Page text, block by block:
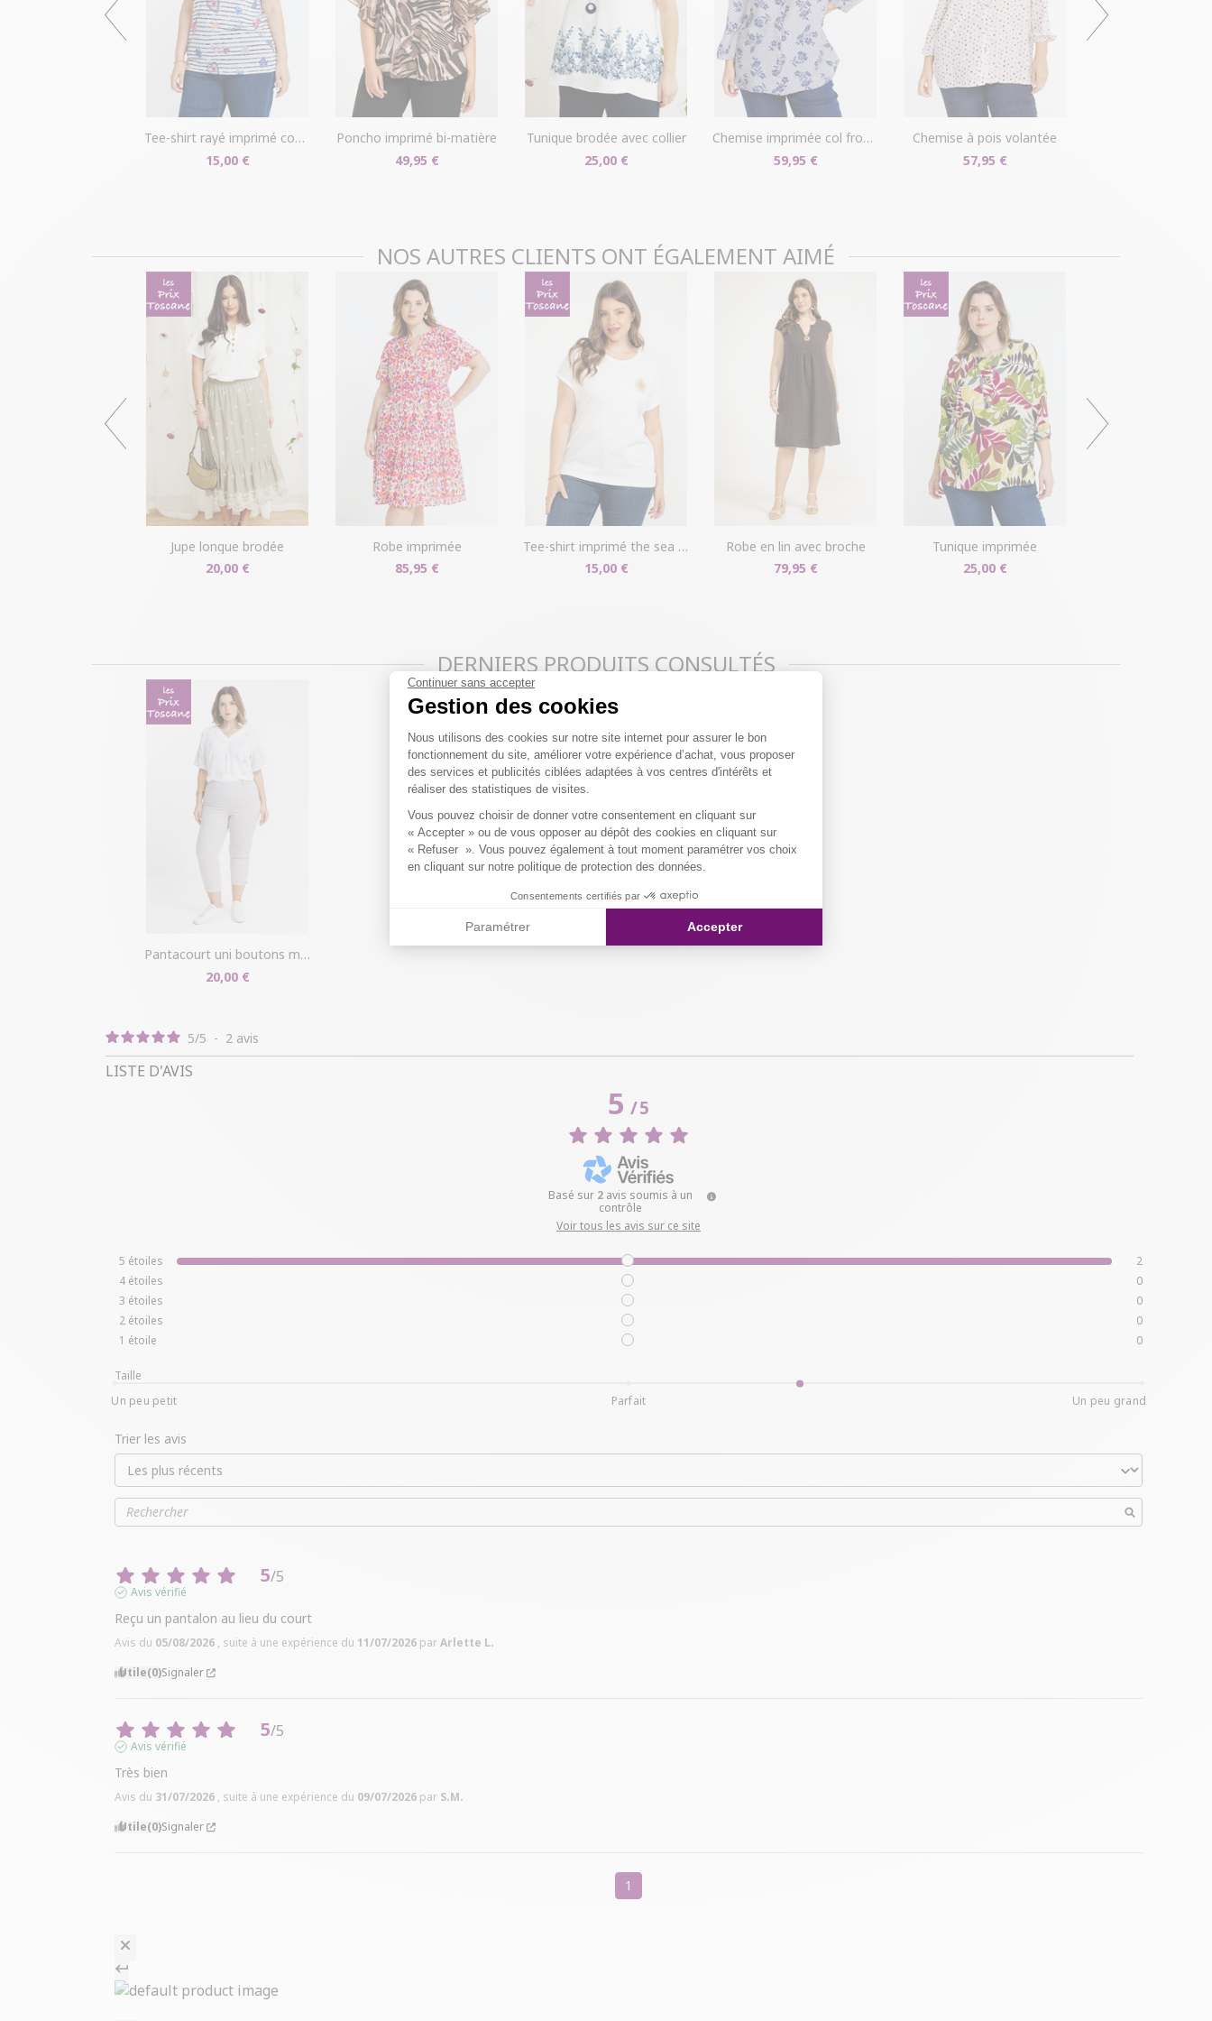
Continuer sans accepter
Gestion des cookies
Plateforme de Gestion du Consentement : Personnalisez vos Options
Nous utilisons des cookies sur notre site internet pour assurer le bon
fonctionnement du site, améliorer votre expérience d’achat, vous proposer
des services et publicités ciblées adaptées à vos centres d'intérêts et
réaliser des statistiques de visites.
Vous pouvez choisir de donner votre consentement en cliquant sur
« Accepter » ou de vous opposer au dépôt des cookies en cliquant sur
« Refuser ». Vous pouvez également à tout moment paramétrer vos choix
en cliquant sur notre politique de protection des données.
Consentements certifiés par
Paramétrer Accepter
"Mes commandes/détails").
Problème de taille ? Gagnez du temps en échangeant votre
produit en magasin avec le bon de livraison/retour disponible
dans votre compte client (rubrique "Mes commandes/détails").
tee-shirt rayé imprimé coeurs
15,00 €
poncho imprimé bi-matière
49,95 €
tunique brodée avec collier
25,00 €
chemise imprimée col froufrou
59,95 €
chemise à pois volantée
57,95 €
NOS AUTRES CLIENTS ONT ÉGALEMENT AIMÉ
jupe longue brodée
20,00 €
robe imprimée
85,95 €
tee-shirt imprimé the sea au dos
15,00 €
robe en lin avec broche
79,95 €
tunique imprimée
25,00 €
DERNIERS PRODUITS CONSULTÉS
pantacourt uni boutons métal
20,00 €
5/5 - 2 avis
LISTE D'AVIS
5/5
Basé sur 2 avis soumis à un
contrôle
Voir tous les avis sur ce site
5 étoiles
2
4 étoiles
0
3 étoiles
0
2 étoiles
0
1 étoile 0
Taille
Un peu petit
Parfait Un peu grand
Trier les avis
5/5
Avis vérifié
Reçu un pantalon au lieu du court
Avis du 05/08/2026 , suite à une expérience du 11/07/2026 parArlette L.
Utile(0)Signaler
5/5
Avis vérifié
Très bien
Avis du 31/07/2026 , suite à une expérience du 09/07/2026 par S.M.
Utile(0)Signaler
1